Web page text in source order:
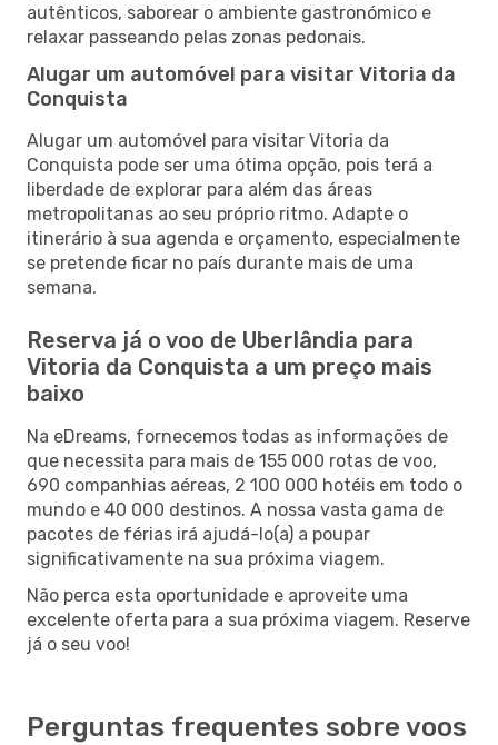
autênticos, saborear o ambiente gastronómico e
relaxar passeando pelas zonas pedonais.
Alugar um automóvel para visitar Vitoria da
Conquista
Alugar um automóvel para visitar Vitoria da
Conquista pode ser uma ótima opção, pois terá a
liberdade de explorar para além das áreas
metropolitanas ao seu próprio ritmo. Adapte o
itinerário à sua agenda e orçamento, especialmente
se pretende ficar no país durante mais de uma
semana.
Reserva já o voo de Uberlândia para
Vitoria da Conquista a um preço mais
baixo
Na eDreams, fornecemos todas as informações de
que necessita para mais de 155 000 rotas de voo,
690 companhias aéreas, 2 100 000 hotéis em todo o
mundo e 40 000 destinos. A nossa vasta gama de
pacotes de férias irá ajudá-lo(a) a poupar
significativamente na sua próxima viagem.
Não perca esta oportunidade e aproveite uma
excelente oferta para a sua próxima viagem. Reserve
já o seu voo!
Perguntas frequentes sobre voos